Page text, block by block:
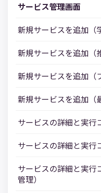
サービス管理画面
新規サービスを追加（
新規サービスを追加（
新規サービスを追加（
新規サービスを追加（
サービスの詳細と実行
サービスの詳細と実行
サービスの詳細と実行
管理）